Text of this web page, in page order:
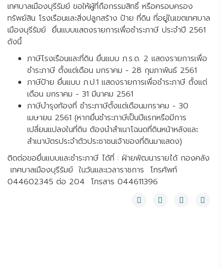
เทศบาลเมืองบุรีรัมย์ ขอให้ผู้ที่ถือกรรมสิทธิ์ หรือครอบครอง
ทรัพย์สิน โรงเรือนและสิ่งปลูกสร้าง ป้าย ที่ดิน ที่อยู่ในเขตเทศบาล
เมืองบุรีรัมย์ ยื่นแบบแสดงรายการเพื่อชำระภาษี ประจำปี 2561
ดังนี้
ภาษีโรงเรือนและที่ดิน ยื่นแบบ ภ.ร.ด. 2 แสดงรายการเพื่อ
ชำระภาษี ตั้งแต่เดือน มกราคม - 28 กุมภาพันธ์ 2561
ภาษีป้าย ยื่นแบบ ภ.ป.1 แสดงรายการเพื่อชำระภาษี ตั้งแต่
เดือน มกราคม - 31 มีนาคม 2561
ภาษีบำรุงท้องที่ ชำระภาษีตั้งแต่เดือนมกราคม - 30
เมษายน 2561 (หากยื่นชำระภาษีเป็นปีแรกหรือมีการ
เปลี่ยนแปลงในที่ดิน ต้องนำสำเนาโฉนดที่ดินหน้าหลังและ
สำเนาบัตรประจำตัวประชาชนเจ้าของที่ดินมาแสดง)
ติดต่อขอยื่นแบบและชำระภาษี ได้ที่ : ฝ่ายพัฒนารายได้ กองคลัง
เทศบาลเมืองบุรีรัมย์ ในวันและเวลาราชการ โทรศัพท์
044602345 ต่อ 204 โทรสาร 044611396